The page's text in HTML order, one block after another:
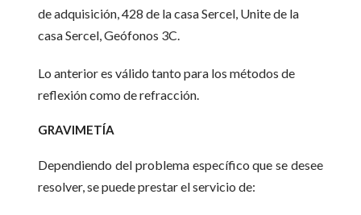
de adquisición, 428 de la casa Sercel, Unite de la
casa Sercel, Geófonos 3C.
Lo anterior es válido tanto para los métodos de
reflexión como de refracción.
GRAVIMETÍA
Dependiendo del problema específico que se desee
resolver, se puede prestar el servicio de: